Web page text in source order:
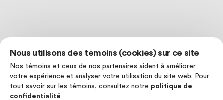
Nous utilisons des témoins (cookies) sur ce site
Nos témoins et ceux de nos partenaires aident à améliorer
votre expérience et analyser votre utilisation du site web. Pour
tout savoir sur les témoins, consultez notre politique de
confidentialité